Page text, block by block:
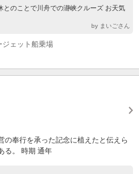
のことで川舟での瀞峡クルーズ お天気
by まいごさん
ジェット船乗場
の奉行を承った記念に植えたと伝えら
る。 時期 通年